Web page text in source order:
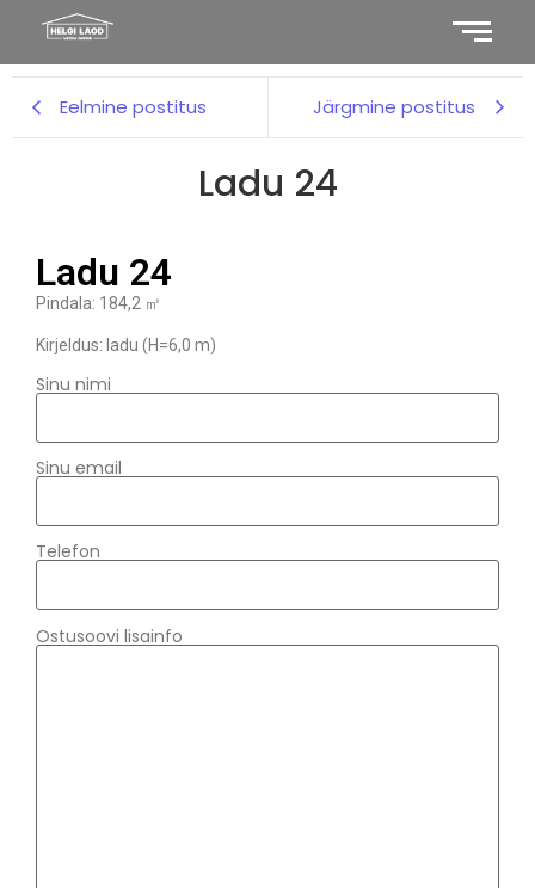
Eelmine postitus Järgmine postitus
Ladu 24
Ladu 24
Pindala: 184,2 ㎡
Kirjeldus: ladu (H=6,0 m)
Sinu nimi
Sinu email
Telefon
Ostusoovi lisainfo